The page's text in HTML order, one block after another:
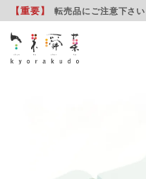
【重要】 転売品にご注意下さい